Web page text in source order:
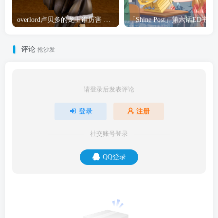
overlord卢贝多的龙王谁厉害 「Overlord」露普斯蕾琪娜·贝塔手办开订
评论 抢沙发
请登录后发表评论
登录 注册
社交账号登录
QQ登录